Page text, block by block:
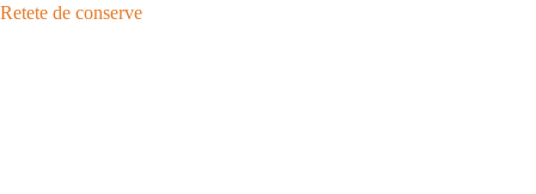
Retete de conserve